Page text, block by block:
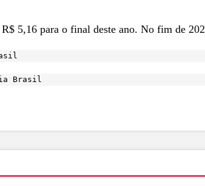
5,16 para o final deste ano. No fim de
Brasil